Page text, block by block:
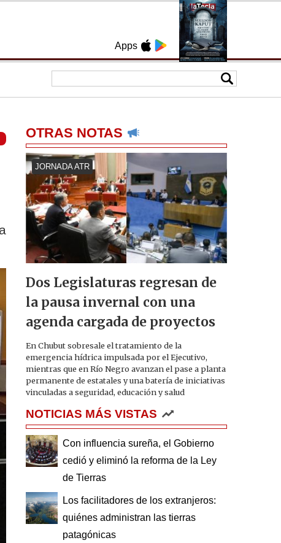
Apps
OTRAS NOTAS
JORNADA ATR
Dos Legislaturas regresan de
la pausa invernal con una
agenda cargada de proyectos
En Chubut sobresale el tratamiento de la
emergencia hídrica impulsada por el Ejecutivo,
mientras que en Río Negro avanzan el pase a planta
permanente de estatales y una batería de iniciativas
vinculadas a seguridad, educación y salud
NOTICIAS MÁS VISTAS
Con influencia sureña, el Gobierno
cedió y eliminó la reforma de la Ley
de Tierras
Los facilitadores de los extranjeros:
quiénes administran las tierras
patagónicas